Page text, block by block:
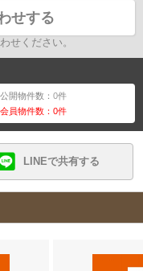
せする
せください。
公開物件数：0件
会員物件数：0件
LINEで共有する